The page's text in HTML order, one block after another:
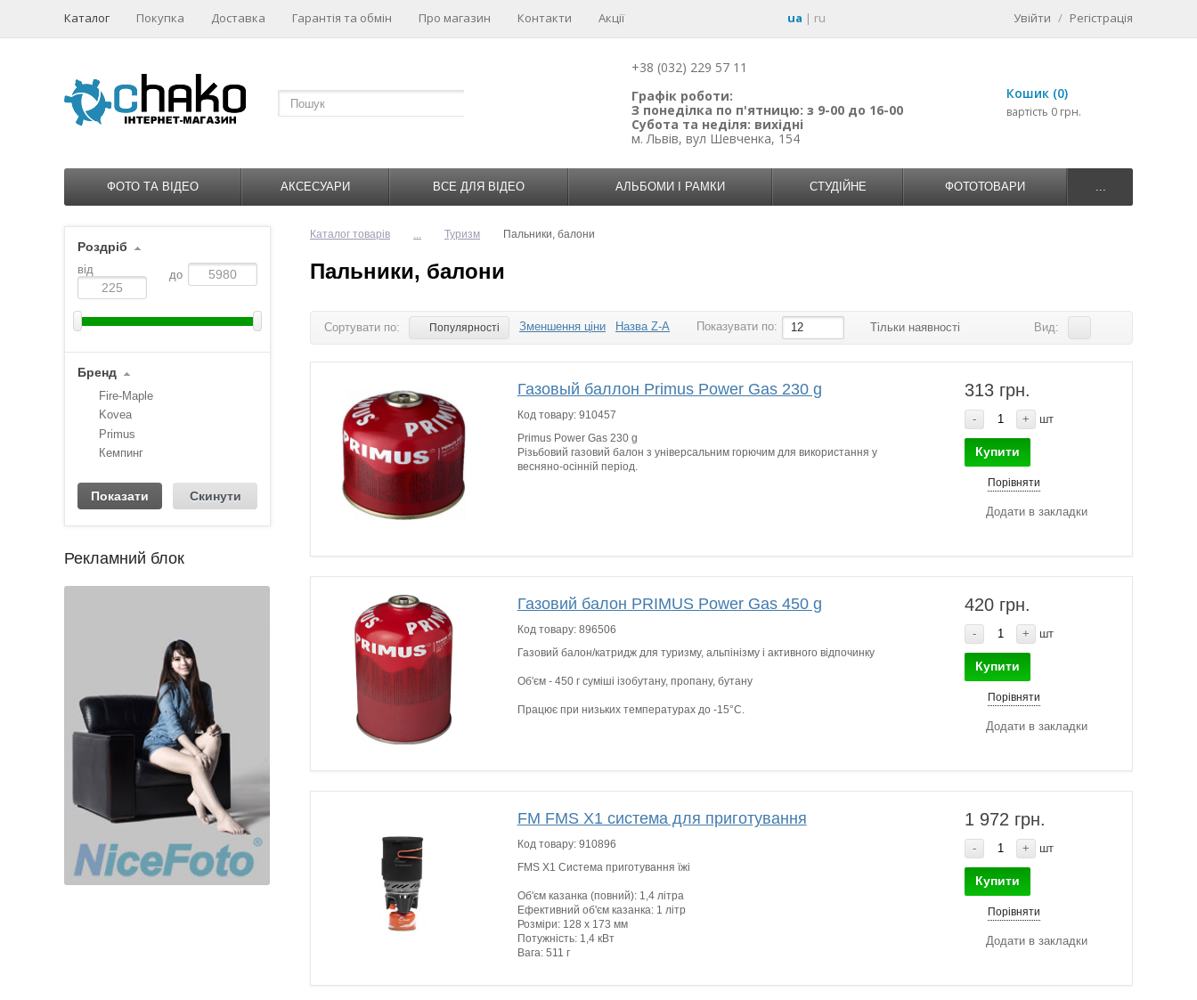
Каталог Покупка Доставка Гарантія та обмін Про магазин Контакти Акції ua | ru Увійти / Регістрація
+38 (032) 229 57 11
Графік роботи:
З понеділка по п'ятницю: з 9-00 до 16-00
Субота та неділя: вихідні
м. Львів, вул Шевченка, 154
Кошик (0)
вартість 0 грн.
ФОТО ТА ВІДЕО АКСЕСУАРИ ВСЕ ДЛЯ ВІДЕО АЛЬБОМИ І РАМКИ СТУДІЙНЕ ФОТОТОВАРИ ...
Роздріб
від до
Бренд
Fire-Maple
Kovea
Primus
Кемпинг
1 2 3 4
Рекламний блок
Каталог товарів ... Туризм Пальники, балони
Пальники, балони
Сортувати по: Популярності Зменшення ціни Назва Z-A Показувати по: 12 Тільки наявності Вид:
Газовый баллон Primus Power Gas 230 g
Код товару: 910457
Primus Power Gas 230 g
Різьбовий газовий балон з універсальним горючим для використання у
весняно-осінній період.
313 грн.
- + шт
Купити
Порівняти
Додати в закладки
Газовий балон PRIMUS Power Gas 450 g
Код товару: 896506
Газовий балон/катридж для туризму, альпінізму і активного відпочинку
Об'єм - 450 г суміші ізобутану, пропану, бутану
Працює при низьких температурах до -15°C.
420 грн.
- + шт
Купити
Порівняти
Додати в закладки
FM FMS X1 система для приготування
Код товару: 910896
FMS X1 Система приготування їжі
Об'єм казанка (повний): 1,4 літра
Ефективний об'єм казанка: 1 літр
Розміри: 128 х 173 мм
Потужність: 1,4 кВт
Вага: 511 г
1 972 грн.
- + шт
Купити
Порівняти
Додати в закладки